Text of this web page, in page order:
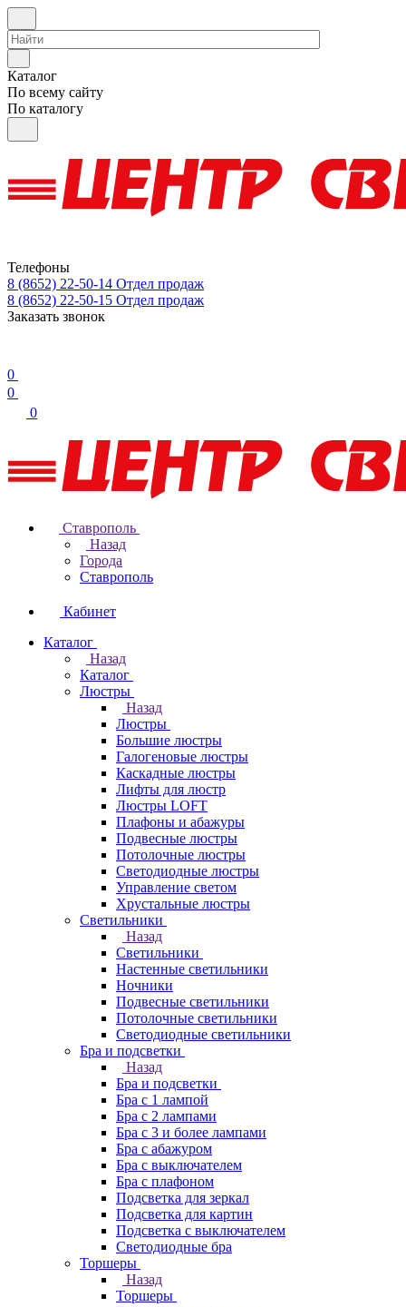
Каталог
По всему сайту
По каталогу
Телефоны
8 (8652) 22-50-14 Отдел продаж
8 (8652) 22-50-15 Отдел продаж
Заказать звонок
0
0
0
Ставрополь
Назад
Города
Ставрополь
Кабинет
Каталог
Назад
Каталог
Люстры
Назад
Люстры
Большие люстры
Галогеновые люстры
Каскадные люстры
Лифты для люстр
Люстры LOFT
Плафоны и абажуры
Подвесные люстры
Потолочные люстры
Светодиодные люстры
Управление светом
Хрустальные люстры
Светильники
Назад
Светильники
Настенные светильники
Ночники
Подвесные светильники
Потолочные светильники
Светодиодные светильники
Бра и подсветки
Назад
Бра и подсветки
Бра с 1 лампой
Бра с 2 лампами
Бра с 3 и более лампами
Бра с абажуром
Бра с выключателем
Бра с плафоном
Подсветка для зеркал
Подсветка для картин
Подсветка с выключателем
Светодиодные бра
Торшеры
Назад
Торшеры